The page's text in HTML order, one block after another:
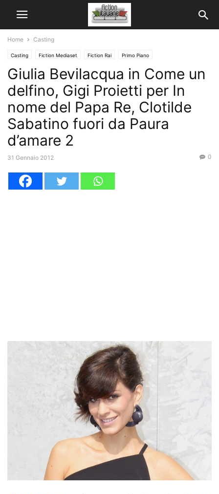
Home Casting
Casting Fiction Mediaset Fiction Rai Primo Piano
Giulia Bevilacqua in Come un
delfino, Gigi Proietti per In
nome del Papa Re, Clotilde
Sabatino fuori da Paura
d’amare 2
31 Gennaio 2012 0